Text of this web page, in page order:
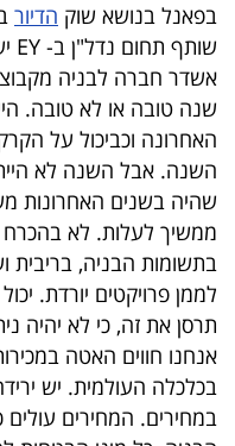
הכלכלי
פודקאסט
40
UNDER
40
שיתופי
פעולה
בפאנל בנושא שוק הדיור
שותף תחום נדל"ן ב- EY ישראל, אמר
אשדר חברה לבניה
האחרונה וכביכול על
השנה. אבל השנה לא
שהיה בשנים האחרונות
ממשיך לעלות. לא בהכרח
בתשומות הבניה, בריבית
לממן פרויקטים יורדת.
תרסן את זה, כי לא יהיה
אנחנו חווים האטה
בכלכלה העולמית. יש
במחירים. המחירים